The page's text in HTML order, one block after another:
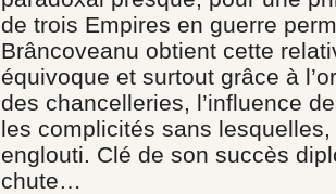
de trois Empires en guerre
Brâncoveanu obtient cette
équivoque et surtout grâce à
des chancelleries, l’influence
les complicités sans
englouti. Clé de son succès
chute…